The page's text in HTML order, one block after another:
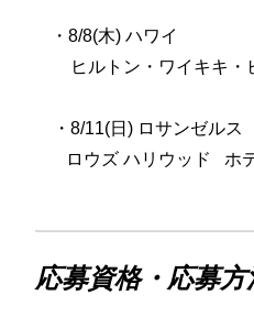
・8/8(木) ハワイ
ヒルトン・ワイキキ・
・8/11(日) ロサンゼルス
ロウズ ハリウッド ホ
応募資格・応募方